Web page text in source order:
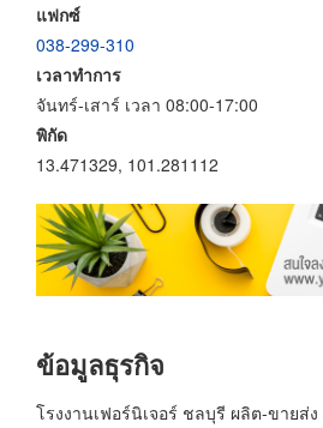
แฟกซ์
038-299-310
เวลาทำการ
จันทร์-เสาร์ เวลา 08:00-17:00
พิกัด
13.471329, 101.281112
ข้อมูลธุรกิจ
โรงงานเฟอร์นิเจอร์ ชลบุรี ผลิต-ขายส่ง